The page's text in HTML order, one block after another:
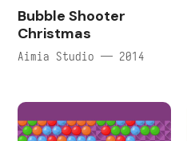
Bubble Shooter
Christmas
Aimia Studio — 2014